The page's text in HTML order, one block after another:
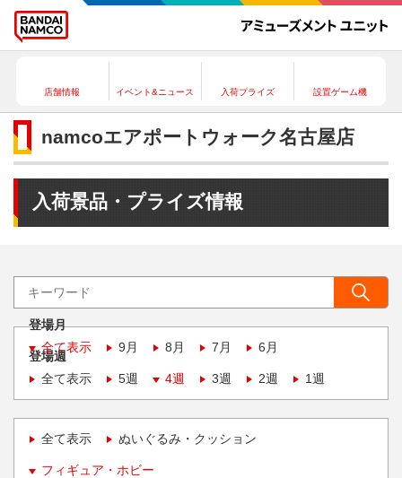
店舗情報 イベント&ニュース 入荷プライズ 設置ゲーム機
namcoエアポートウォーク名古屋店
入荷景品・プライズ情報
登場月
全て表示
9月 8月 7月 6月
登場週
全て表示
5週 4週 3週 2週 1週
全て表示 ぬいぐるみ・クッション
フィギュア・ホビー